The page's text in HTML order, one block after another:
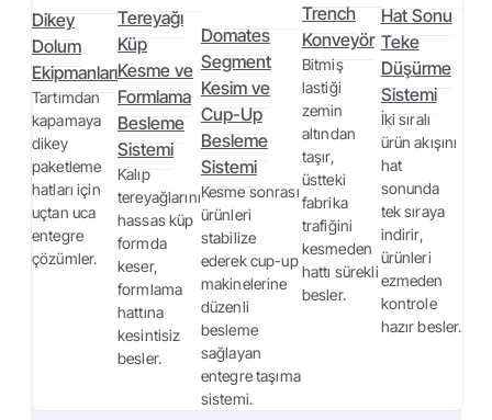
Dikey
Dolum
Ekipmanları
Tartımdan
kapamaya
dikey
paketleme
hatları için
uçtan uca
entegre
çözümler.
Tereyağı
Küp
Kesme ve
Formlama
Besleme
Sistemi
Kalıp
tereyağlarını
hassas küp
formda
keser,
formlama
hattına
kesintisiz
besler.
Domates
Segment
Kesim ve
Cup-Up
Besleme
Sistemi
Kesme sonrası
ürünleri
stabilize
ederek cup-up
makinelerine
düzenli
besleme
sağlayan
entegre taşıma
sistemi.
Trench
Konveyör
Bitmiş
lastiği
zemin
altından
taşır,
üstteki
fabrika
trafiğini
kesmeden
hattı sürekli
besler.
Hat Sonu
Teke
Düşürme
Sistemi
İki sıralı
ürün akışını
hat
sonunda
tek sıraya
indirir,
ürünleri
ezmeden
kontrole
hazır besler.